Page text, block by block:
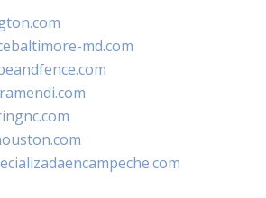
md.com